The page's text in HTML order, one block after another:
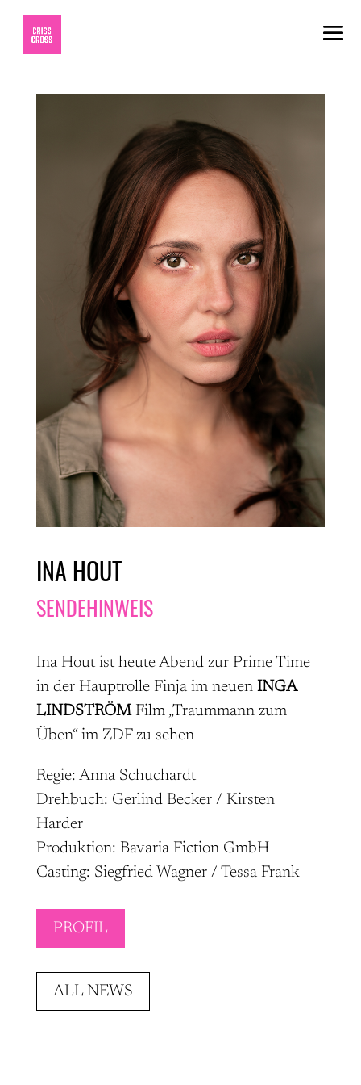
INA HOUT
SENDEHINWEIS
Ina Hout ist heute Abend zur Prime Time
in der Hauptrolle Finja im neuen INGA
LINDSTRÖMFilm „Traummann zum
Üben“ im ZDF zu sehen
Regie: Anna Schuchardt
Drehbuch: Gerlind Becker / Kirsten
Harder
Produktion: Bavaria Fiction GmbH
Casting: Siegfried Wagner / Tessa Frank
PROFIL
ALL NEWS